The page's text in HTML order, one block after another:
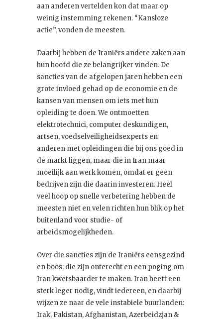
aan anderen vertelden kon dat maar op
weinig instemming rekenen. “Kansloze
actie”, vonden de meesten.
Daarbij hebben de Iraniërs andere zaken aan
hun hoofd die ze belangrijker vinden. De
sancties van de afgelopen jaren hebben een
grote invloed gehad op de economie en de
kansen van mensen om iets met hun
opleiding te doen. We ontmoetten
elektrotechnici, computer deskundigen,
artsen, voedselveiligheidsexperts en
anderen met opleidingen die bij ons goed in
de markt liggen, maar die in Iran maar
moeilijk aan werk komen, omdat er geen
bedrijven zijn die daarin investeren. Heel
veel hoop op snelle verbetering hebben de
meesten niet en velen richten hun blik op het
buitenland voor studie- of
arbeidsmogelijkheden.
Over die sancties zijn de Iraniërs eensgezind
en boos: die zijn onterecht en een poging om
Iran kwetsbaarder te maken. Iran heeft een
sterk leger nodig, vindt iedereen, en daarbij
wijzen ze naar de vele instabiele buurlanden:
Irak, Pakistan, Afghanistan, Azerbeidzjan &